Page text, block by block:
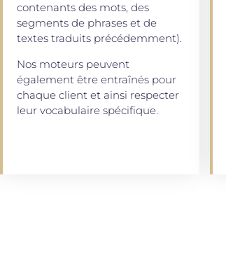
contenants des mots, des
segments de phrases et de
textes traduits précédemment).
Nos moteurs peuvent
également être entraînés pour
chaque client et ainsi respecter
leur vocabulaire spécifique.